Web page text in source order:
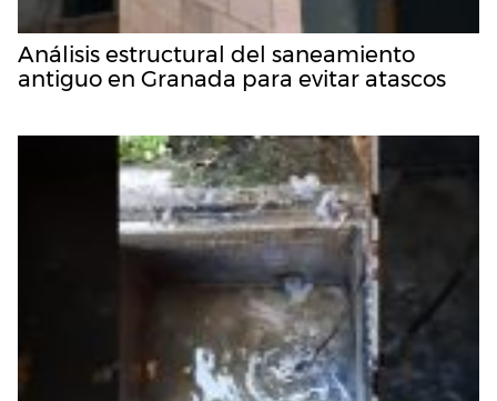
Análisis estructural del saneamiento
antiguo en Granada para evitar atascos